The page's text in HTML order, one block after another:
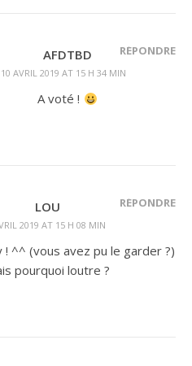
AFDTBD
10 AVRIL 2019 AT 15 H 34 MIN
RÉPONDRE
A voté !
LOU
2019 AT 15 H 08 MIN
RÉPONDRE
! ^^ (vous avez pu le garder ?)
pourquoi loutre ?